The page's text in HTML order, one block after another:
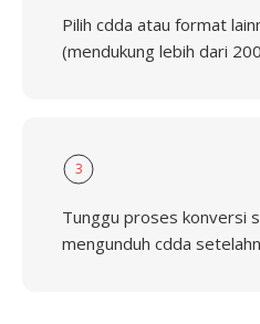
Pilih cdda atau format
(mendukung lebih dari
3
Tunggu proses konversi
mengunduh cdda